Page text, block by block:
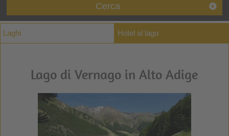
Cerca
Laghi Hotel al lago
Lago di Vernago in Alto Adige